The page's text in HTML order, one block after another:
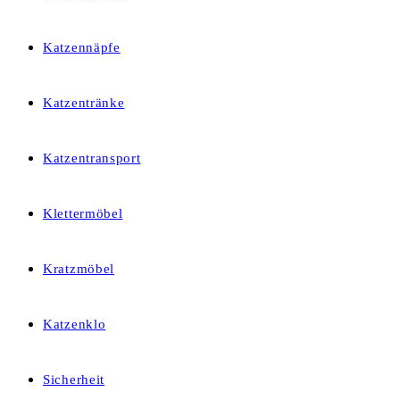
Katzennäpfe
Katzentränke
Katzentransport
Klettermöbel
Kratzmöbel
Katzenklo
Sicherheit